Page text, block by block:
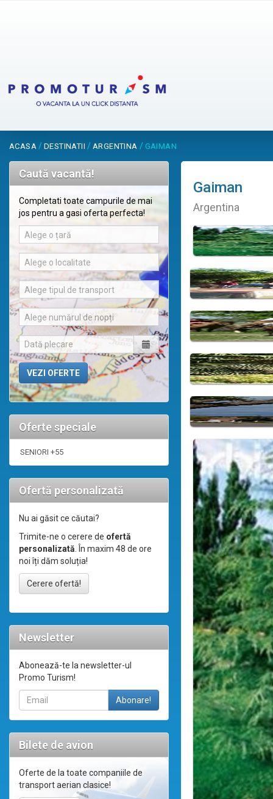
ACASA / DESTINATII / ARGENTINA / GAIMAN
Caută vacantă!
Completati toate campurile de mai
jos pentru a gasi oferta perfecta!
Alege o țară
Alege o localitate
Alege tipul de transport
Alege numărul de nopți
Oferte speciale
SENIORI +55
Ofertă personalizată
Nu ai găsit ce căutai?
Trimite-ne o cerere de ofertă
personalizată. În maxim 48 de ore
noi îți dăm soluția!
Cerere ofertă!
Newsletter
Abonează-te la newsletter-ul
Promo Turism!
Bilete de avion
Oferte de la toate companiile de
transport aerian clasice!
Gaiman
Argentina